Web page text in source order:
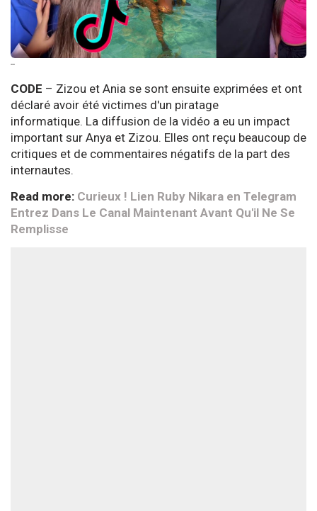
--
CODE – Zizou et Ania se sont ensuite exprimées et ont
déclaré avoir été victimes d'un piratage
informatique. La diffusion de la vidéo a eu un impact
important sur Anya et Zizou. Elles ont reçu beaucoup de
critiques et de commentaires négatifs de la part des
internautes.
Read more: Curieux ! Lien Ruby Nikara en Telegram
Entrez Dans Le Canal Maintenant Avant Qu'il Ne Se
Remplisse